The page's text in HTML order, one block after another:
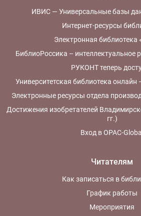
ИВИС — Универсальные базы
Интернет-ресурсы
Электронная библиотека
БиблиоРоссика – интеллектуальное
РУКОНТ теперь
Университетская библиотека
Электронные ресурсы отдела
Достижения изобретателей
гг.)
Вход в OPAC-Global
Читателям
Как записаться в
График работы
Мероприятия